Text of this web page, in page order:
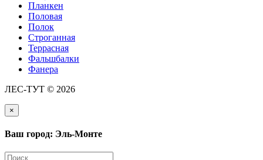
Планкен
Половая
Полок
Строганная
Террасная
Фальшбалки
Фанера
ЛЕС-ТУТ © 2026
×
Ваш город: Эль-Монте